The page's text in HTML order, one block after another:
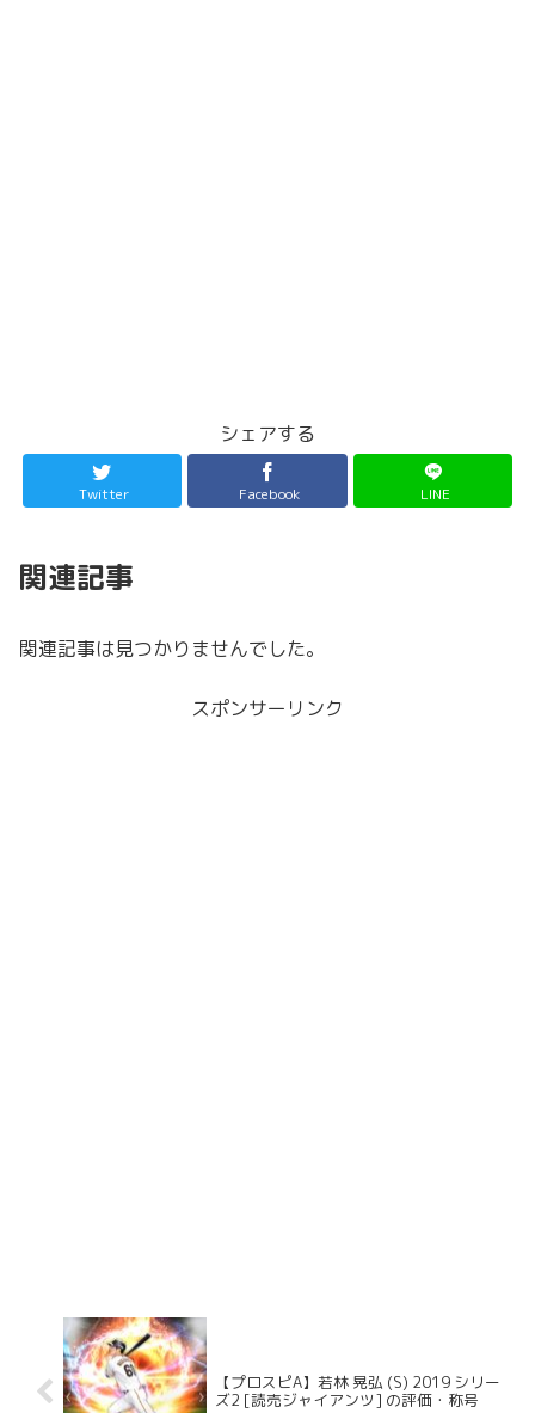
シェアする
Twitter Facebook LINE
関連記事
関連記事は見つかりませんでした。
スポンサーリンク
【プロスピA】若林 晃弘 (S) 2019 シリー
ズ2 [読売ジャイアンツ] の評価・称号